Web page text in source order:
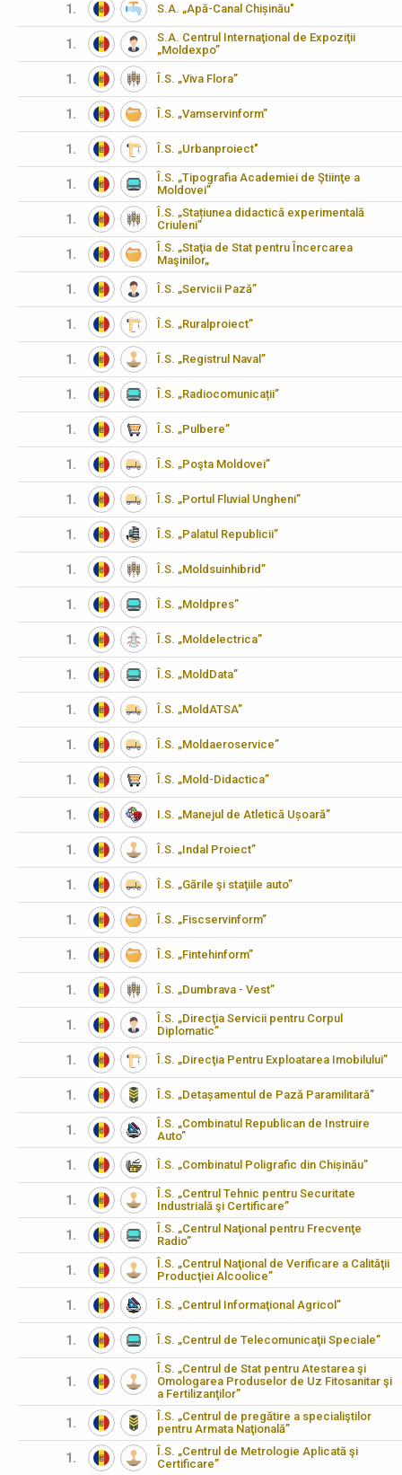
1. S.A. „Apă-Canal Chișinău"
1.
S.A. Centrul Internaţional de Expoziţii
„Moldexpo”
1. Î.S. „Viva Flora”
1. Î.S. „Vamservinform”
1. Î.S. „Urbanproiect"
1.
Î.S. „Tipografia Academiei de Ştiinţe a
Moldovei”
1.
Î.S. „Stațiunea didactică experimentală
Criuleni”
1.
Î.S. „Staţia de Stat pentru Încercarea
Maşinilor„
1. Î.S. „Servicii Pază”
1. Î.S. „Ruralproiect”
1. Î.S. „Registrul Naval”
1. Î.S. „Radiocomunicații”
1. Î.S. „Pulbere”
1. Î.S. „Poşta Moldovei”
1. Î.S. „Portul Fluvial Ungheni”
1. Î.S. „Palatul Republicii”
1. Î.S. „Moldsuinhibrid”
1. Î.S. „Moldpres”
1. Î.S. „Moldelectrica”
1. Î.S. „MoldData”
1. Î.S. „MoldATSA”
1. Î.S. „Moldaeroservice”
1. Î.S. „Mold-Didactica”
1. I.S. „Manejul de Atletică Ușoară”
1. Î.S. „Indal Proiect”
1. Î.S. „Gările şi staţiile auto”
1. Î.S. „Fiscservinform”
1. Î.S. „Fintehinform”
1. Î.S. „Dumbrava - Vest”
1.
Î.S. „Direcţia Servicii pentru Corpul
Diplomatic”
1. Î.S. „Direcţia Pentru Exploatarea Imobilului”
1. Î.S. „Detașamentul de Pază Paramilitară”
1.
Î.S. „Combinatul Republican de Instruire
Auto”
1. Î.S. „Combinatul Poligrafic din Chișinău”
1.
Î.S. „Centrul Tehnic pentru Securitate
Industrială şi Certificare”
1.
Î.S. „Centrul Naţional pentru Frecvenţe
Radio”
1.
Î.S. „Centrul Naţional de Verificare a Calităţii
Producţiei Alcoolice”
1. Î.S. „Centrul Informaţional Agricol”
1. Î.S. „Centrul de Telecomunicaţii Speciale”
1.
Î.S. „Centrul de Stat pentru Atestarea şi
Omologarea Produselor de Uz Fitosanitar şi
a Fertilizanţilor”
1.
Î.S. „Centrul de pregătire a specialiştilor
pentru Armata Naţională”
1.
Î.S. „Centrul de Metrologie Aplicată şi
Certificare”